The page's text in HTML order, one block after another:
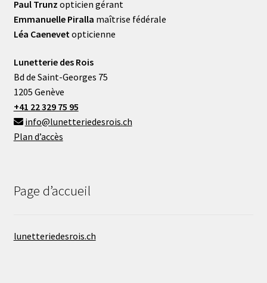
Paul Trunz opticien gérant
Emmanuelle Piralla maîtrise fédérale
Léa Caenevet opticienne
Lunetterie des Rois
Bd de Saint-Georges 75
1205 Genève
+41 22 329 75 95
info@lunetteriedesrois.ch
Plan d’accès
Page d’accueil
lunetteriedesrois.ch